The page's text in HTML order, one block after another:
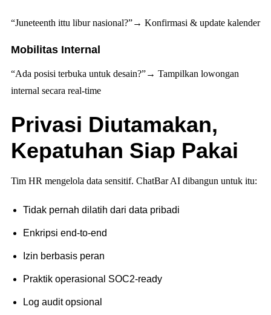
“Juneteenth ittu libur nasional?”→ Konfirmasi & update kalender
Mobilitas Internal
“Ada posisi terbuka untuk desain?”→ Tampilkan lowongan
internal secara real-time
Privasi Diutamakan,
Kepatuhan Siap Pakai
Tim HR mengelola data sensitif. ChatBar AI dibangun untuk itu:
Tidak pernah dilatih dari data pribadi
Enkripsi end-to-end
Izin berbasis peran
Praktik operasional SOC2-ready
Log audit opsional